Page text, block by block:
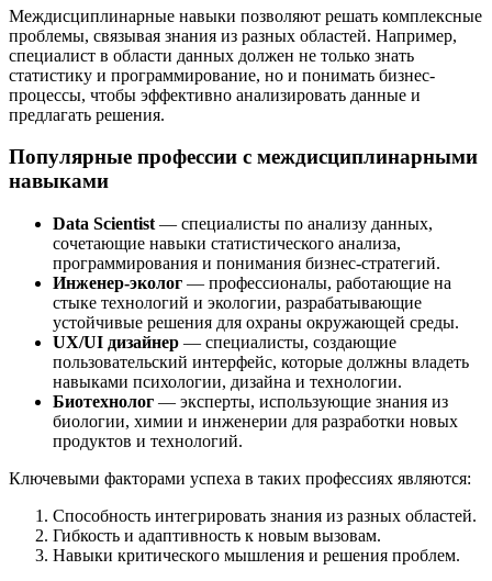
Междисциплинарные навыки позволяют решать комплексные
проблемы, связывая знания из разных областей. Например,
специалист в области данных должен не только знать
статистику и программирование, но и понимать бизнес-
процессы, чтобы эффективно анализировать данные и
предлагать решения.
Популярные профессии с междисциплинарными
навыками
Data Scientist — специалисты по анализу данных,
сочетающие навыки статистического анализа,
программирования и понимания бизнес-стратегий.
Инженер-эколог — профессионалы, работающие на
стыке технологий и экологии, разрабатывающие
устойчивые решения для охраны окружающей среды.
UX/UI дизайнер — специалисты, создающие
пользовательский интерфейс, которые должны владеть
навыками психологии, дизайна и технологии.
Биотехнолог — эксперты, использующие знания из
биологии, химии и инженерии для разработки новых
продуктов и технологий.
Ключевыми факторами успеха в таких профессиях являются:
Способность интегрировать знания из разных областей.
Гибкость и адаптивность к новым вызовам.
Навыки критического мышления и решения проблем.